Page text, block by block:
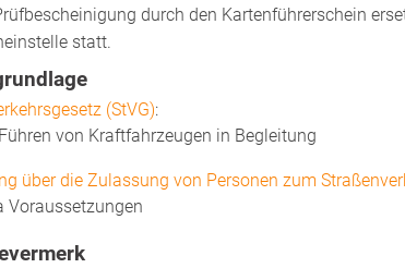
durch den Kartenführerschein
statt.
(StVG):
von Kraftfahrzeugen in Begleitung
über die Zulassung von Personen zum
Voraussetzungen